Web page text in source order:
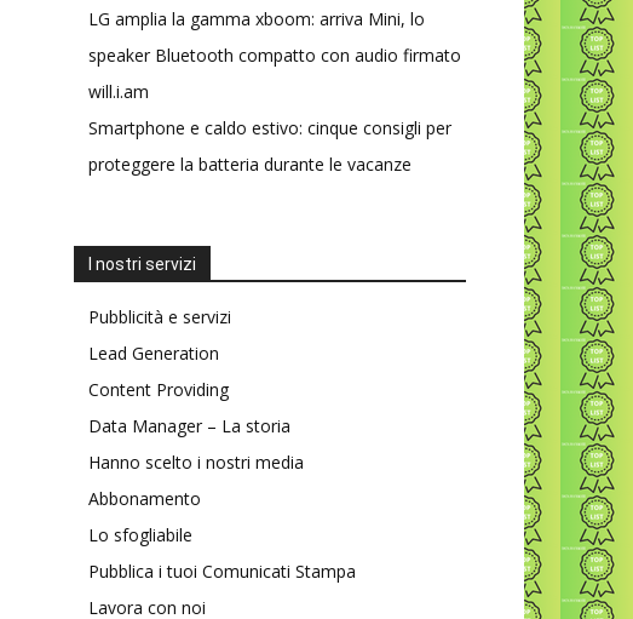
LG amplia la gamma xboom: arriva Mini, lo
speaker Bluetooth compatto con audio firmato
will.i.am
Smartphone e caldo estivo: cinque consigli per
proteggere la batteria durante le vacanze
I nostri servizi
Pubblicità e servizi
Lead Generation
Content Providing
Data Manager – La storia
Hanno scelto i nostri media
Abbonamento
Lo sfogliabile
Pubblica i tuoi Comunicati Stampa
Lavora con noi